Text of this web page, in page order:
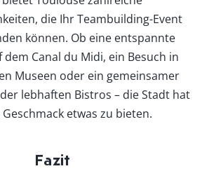
die Ihr Teambuilding-Event
können. Ob eine entspannte
Canal du Midi, ein Besuch in
Museen oder ein gemeinsamer
lebhaften Bistros – die Stadt hat
etwas zu bieten.
Fazit